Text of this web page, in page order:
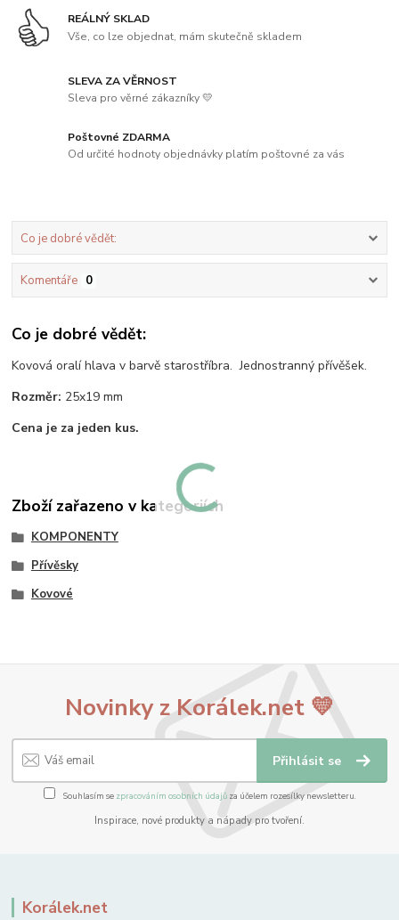
REÁLNÝ SKLAD
Vše, co lze objednat, mám skutečně skladem
SLEVA ZA VĚRNOST
Sleva pro věrné zákazníky 💛
Poštovné ZDARMA
Od určité hodnoty objednávky platím poštovné za vás
Co je dobré vědět:
Komentáře 0
Co je dobré vědět:
Kovová oralí hlava v barvě starostříbra. Jednostranný přívěšek.
Rozměr: 25x19 mm
Cena je za jeden kus.
Zboží zařazeno v kategoriích
KOMPONENTY
Přívěsky
Kovové
Novinky z Korálek.net 💛
Přihlásit se
Souhlasím se zpracováním osobních údajůza účelem rozesílky newsletteru.
Inspirace, nové produkty a nápady pro tvoření.
Korálek.net